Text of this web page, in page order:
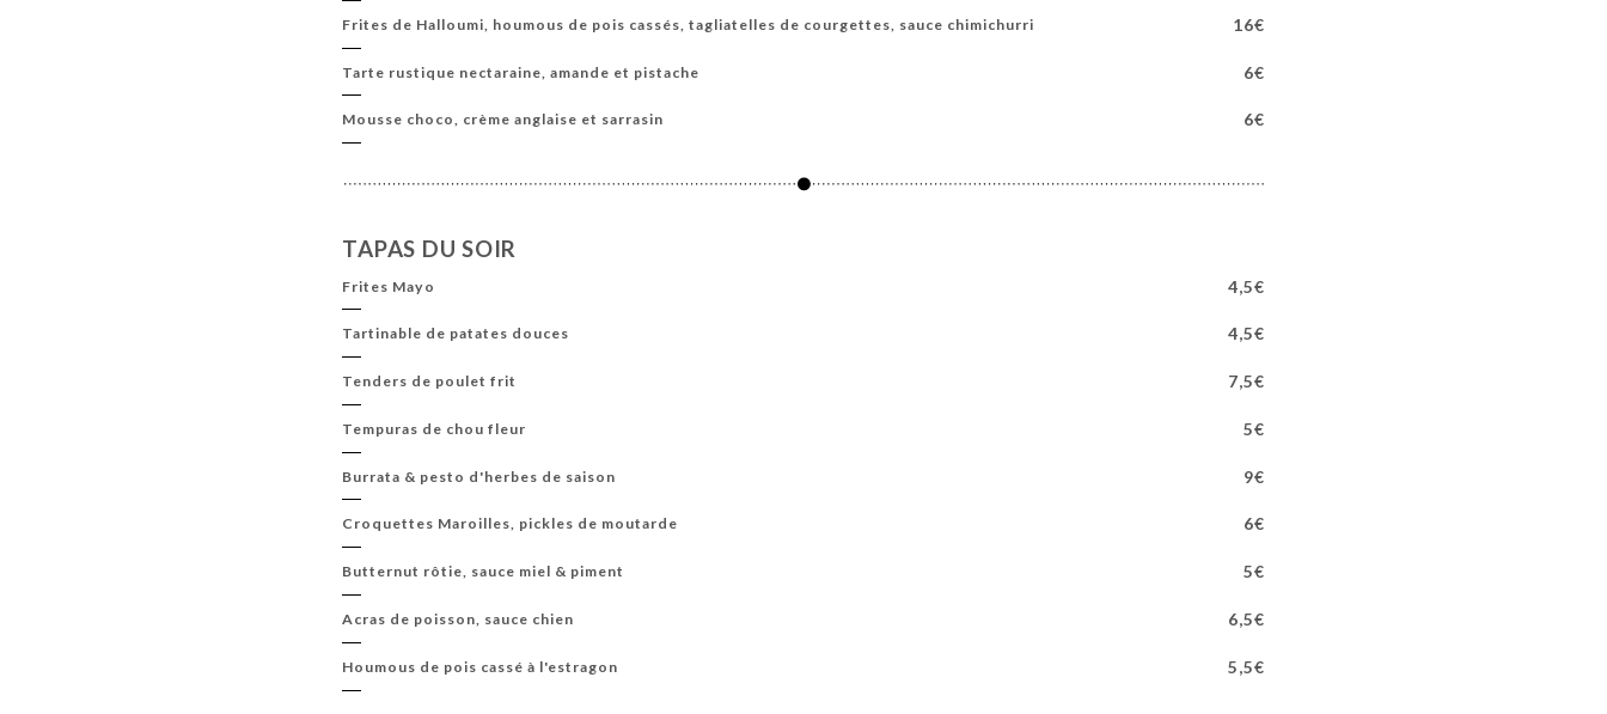
Frites de Halloumi, houmous de pois cassés, tagliatelles de courgettes, sauce chimichurri 16€
Tarte rustique nectaraine, amande et pistache 6€
Mousse choco, crème anglaise et sarrasin 6€
TAPAS DU SOIR
Frites Mayo 4,5€
Tartinable de patates douces 4,5€
Tenders de poulet frit 7,5€
Tempuras de chou fleur 5€
Burrata & pesto d'herbes de saison 9€
Croquettes Maroilles, pickles de moutarde 6€
Butternut rôtie, sauce miel & piment 5€
Acras de poisson, sauce chien 6,5€
Houmous de pois cassé à l'estragon 5,5€